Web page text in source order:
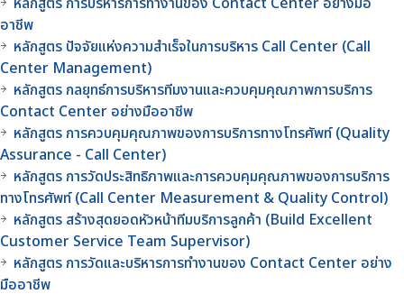
อาชีพ
หลักสูตร ปัจจัยแห่งความสำเร็จในการบริหาร Call Center (Call
Center Management)
หลักสูตร กลยุทธ์การบริหารทีมงานและควบคุมคุณภาพการบริการ
Contact Center อย่างมืออาชีพ
หลักสูตร การควบคุมคุณภาพของการบริการทางโทรศัพท์ (Quality
Assurance - Call Center)
หลักสูตร การวัดประสิทธิภาพและการควบคุมคุณภาพของการบริการ
ทางโทรศัพท์ (Call Center Measurement & Quality Control)
หลักสูตร สร้างสุดยอดหัวหน้าทีมบริการลูกค้า (Build Excellent
Customer Service Team Supervisor)
หลักสูตร การวัดและบริหารการทำงานของ Contact Center อย่าง
มืออาชีพ